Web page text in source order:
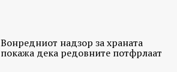
Вонредниот надзор за храната
покажа дека редовните потфрлаат